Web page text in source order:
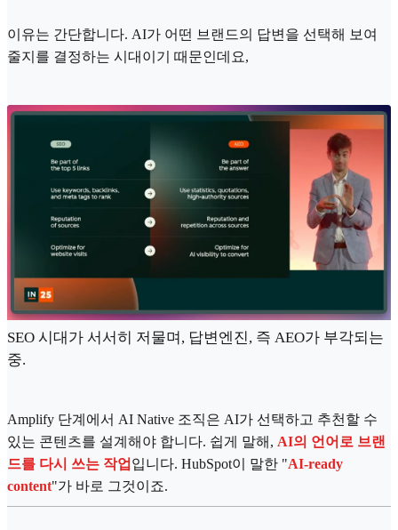
이유는 간단합니다. AI가 어떤 브랜드의 답변을 선택해 보여
줄지를 결정하는 시대이기 때문인데요,
SEO 시대가 서서히 저물며, 답변엔진, 즉 AEO가 부각되는
중.
Amplify 단계에서 AI Native 조직은 AI가 선택하고 추천할 수
있는 콘텐츠를 설계해야 합니다. 쉽게 말해, AI의 언어로 브랜
드를 다시 쓰는 작업 입니다. HubSpot이 말한 "AI-ready
content"가 바로 그것이죠.